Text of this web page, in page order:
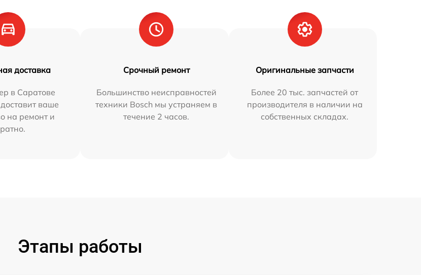
доставка
в Саратове
ваше
на ремонт и
Срочный ремонт
Большинство неисправностей
техники Bosch мы устраняем в
течение 2 часов.
Оригинальные запчасти
Более 20 тыс. запчастей от
производителя в наличии на
собственных складах.
Этапы работы